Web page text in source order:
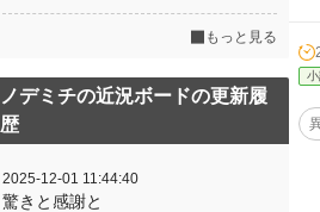
小
もっと見る
ノデミチの近況ボードの更新履
歴
2025-12-01 11:44:40
驚きと感謝と